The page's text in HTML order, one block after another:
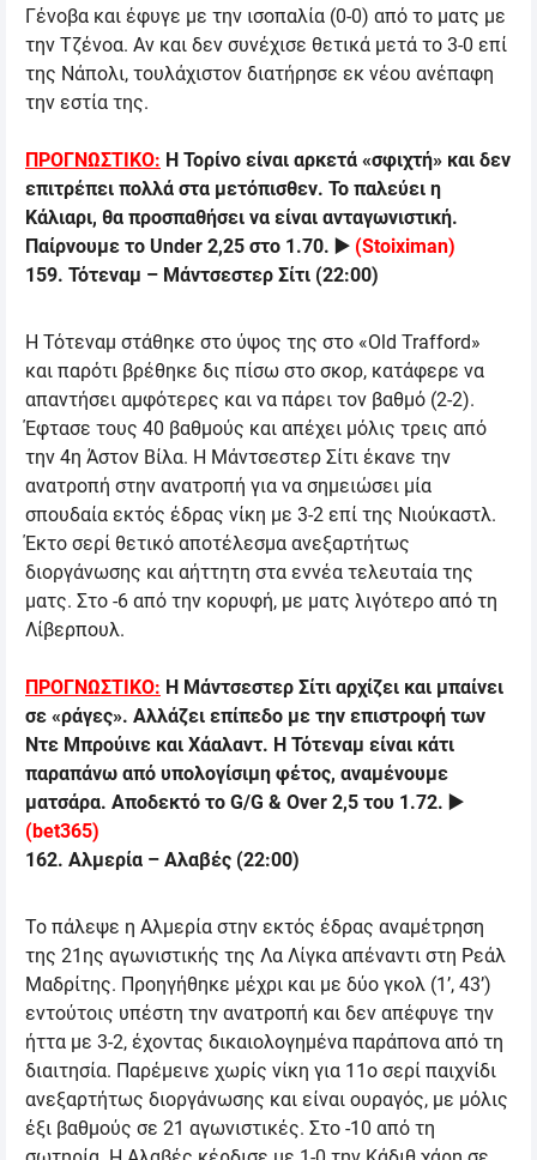
Γένοβα και έφυγε με την ισοπαλία (0-0) από το ματς με
την Τζένοα. Αν και δεν συνέχισε θετικά μετά το 3-0 επί
της Νάπολι, τουλάχιστον διατήρησε εκ νέου ανέπαφη
την εστία της.
ΠΡΟΓΝΩΣΤΙΚΟ: Η Τορίνο είναι αρκετά «σφιχτή» και δεν
επιτρέπει πολλά στα μετόπισθεν. Το παλεύει η
Κάλιαρι, θα προσπαθήσει να είναι ανταγωνιστική.
Παίρνουμε το Under 2,25 στο 1.70. ▶️ (Stoiximan)
159. Τότεναμ – Μάντσεστερ Σίτι (22:00)
Η Τότεναμ στάθηκε στο ύψος της στο «Old Trafford»
και παρότι βρέθηκε δις πίσω στο σκορ, κατάφερε να
απαντήσει αμφότερες και να πάρει τον βαθμό (2-2).
Έφτασε τους 40 βαθμούς και απέχει μόλις τρεις από
την 4η Άστον Βίλα. Η Μάντσεστερ Σίτι έκανε την
ανατροπή στην ανατροπή για να σημειώσει μία
σπουδαία εκτός έδρας νίκη με 3-2 επί της Νιούκαστλ.
Έκτο σερί θετικό αποτέλεσμα ανεξαρτήτως
διοργάνωσης και αήττητη στα εννέα τελευταία της
ματς. Στο -6 από την κορυφή, με ματς λιγότερο από τη
Λίβερπουλ.
ΠΡΟΓΝΩΣΤΙΚΟ: Η Μάντσεστερ Σίτι αρχίζει και μπαίνει
σε «ράγες». Αλλάζει επίπεδο με την επιστροφή των
Ντε Μπρούινε και Χάαλαντ. Η Τότεναμ είναι κάτι
παραπάνω από υπολογίσιμη φέτος, αναμένουμε
ματσάρα. Αποδεκτό το G/G & Over 2,5 του 1.72. ▶️
(bet365)
162. Αλμερία – Αλαβές (22:00)
Το πάλεψε η Αλμερία στην εκτός έδρας αναμέτρηση
της 21ης αγωνιστικής της Λα Λίγκα απέναντι στη Ρεάλ
Μαδρίτης. Προηγήθηκε μέχρι και με δύο γκολ (1’, 43’)
εντούτοις υπέστη την ανατροπή και δεν απέφυγε την
ήττα με 3-2, έχοντας δικαιολογημένα παράπονα από τη
διαιτησία. Παρέμεινε χωρίς νίκη για 11ο σερί παιχνίδι
ανεξαρτήτως διοργάνωσης και είναι ουραγός, με μόλις
έξι βαθμούς σε 21 αγωνιστικές. Στο -10 από τη